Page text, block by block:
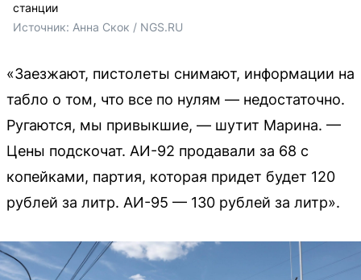
станции
Источник: Анна Скок / NGS.RU
«Заезжают, пистолеты снимают, информации на
табло о том, что все по нулям — недостаточно.
Ругаются, мы привыкшие, — шутит Марина. —
Цены подскочат. АИ-92 продавали за 68 с
копейками, партия, которая придет будет 120
рублей за литр. АИ-95 — 130 рублей за литр».